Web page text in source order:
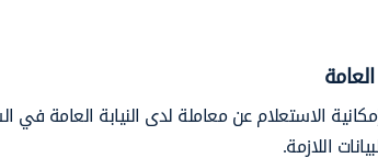
الاستعلام عن معاملة لدى النيابة العامة في
اللازمة.